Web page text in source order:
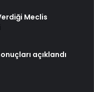
Meclis
açıklandı